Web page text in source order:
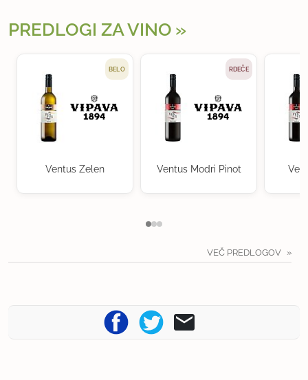
PREDLOGI ZA VINO
BELO
Ventus Zelen
RDEČE
Ventus Modri Pinot
VEČ PREDLOGOV